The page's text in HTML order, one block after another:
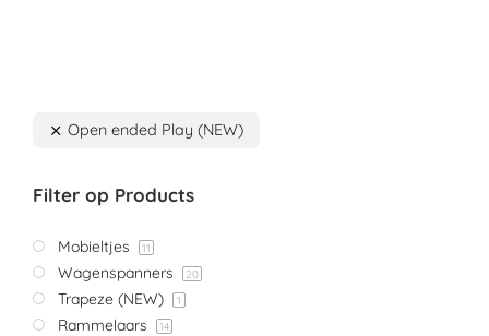
Open ended Play (NEW)
Filter op Products
Mobieltjes 11
Wagenspanners 20
Trapeze (NEW) 1
Rammelaars 14